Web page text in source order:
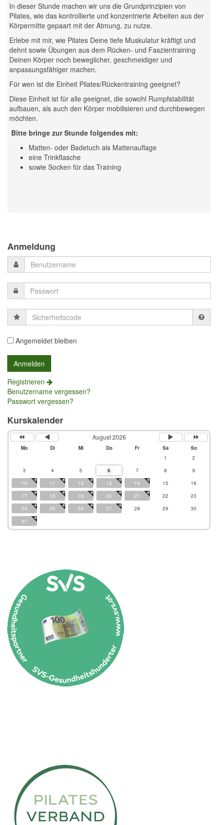
In dieser Stunde machen wir uns die Grundprinzipien von
Pilates, wie das kontrollierte und konzentrierte Arbeiten aus der
Körpermitte gepaart mit der Atmung, zu nutze.
Erlebe mit mir, wie Pilates Deine tiefe Muskulatur kräftigt und
dehnt sowie Übungen aus dem Rücken- und Faszientraining
Deinen Körper noch beweglicher, geschmeidiger und
anpassungsfähiger machen.
Für wen ist die Einheit Pilates/Rückentraining geeignet?
Diese Einheit ist für alle geeignet, die sowohl Rumpfstabilität
aufbauen, als auch den Körper mobilisieren und durchbewegen
möchten.
Bitte bringe zur Stunde folgendes mit:
Matten- oder Badetuch als Mattenauflage
eine Trinkflasche
sowie Socken für das Training
Anmeldung
Sicherheitscode
Angemeldet bleiben
Registrieren
Benutzername vergessen?
Passwort vergessen?
Kurskalender
August 2026
Mo Di Mi Do Fr Sa
So
1
2
3
4 5 6 7 8
9
10
11 12 13 14 15
16
17
18 19 20 21 22
23
24
25 26 27 28 29
30
31